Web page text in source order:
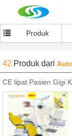
Produk
42 Produk dari
CE lipat Pasien Gigi